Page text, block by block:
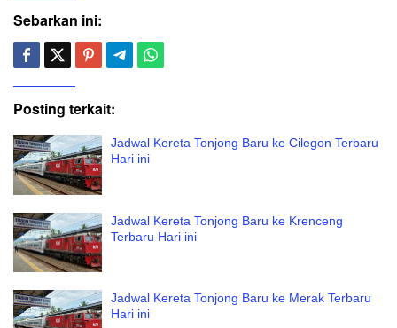
Sebarkan ini:
Posting terkait:
Jadwal Kereta Tonjong Baru ke Cilegon Terbaru
Hari ini
Jadwal Kereta Tonjong Baru ke Krenceng
Terbaru Hari ini
Jadwal Kereta Tonjong Baru ke Merak Terbaru
Hari ini